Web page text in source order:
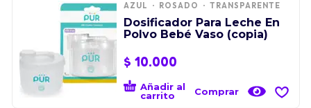
AZUL ROSADO TRANSPARENTE
Dosificador Para Leche En
Polvo Bebé Vaso (copia)
$ 10.000
Añadir al
carrito
Comprar